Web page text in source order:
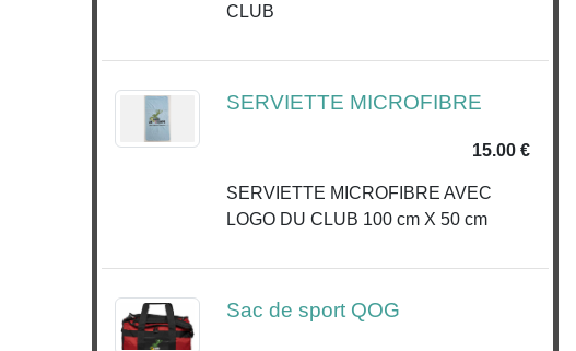
CLUB
SERVIETTE MICROFIBRE
15.00 €
SERVIETTE MICROFIBRE AVEC
LOGO DU CLUB 100 cm X 50 cm
Sac de sport QOG